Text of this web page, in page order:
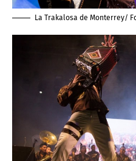
La Trakalosa de Monterrey/